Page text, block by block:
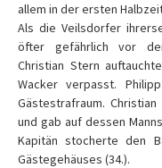
allem in der ersten
Als die Veilsdorfer
öfter gefährlich vor
Christian Stern
Wacker verpasst.
Gästestrafraum.
und gab auf dessen
Kapitän stocherte den
Gästegehäuses (34.).